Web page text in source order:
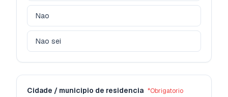
Nao
Nao sei
Cidade / municipio de residencia *Obrigatorio